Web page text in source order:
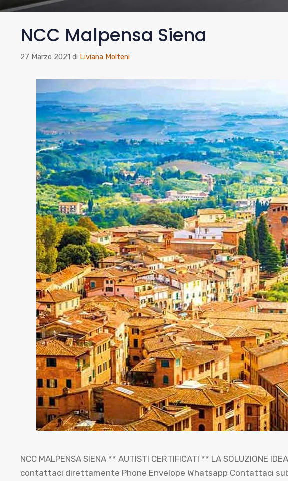
NCC Malpensa Siena
27 Marzo 2021 di Liviana Molteni
NCC MALPENSA SIENA ** AUTISTI CERTIFICATI ** LA
contattaci direttamente Phone Envelope Whatsapp Contattaci